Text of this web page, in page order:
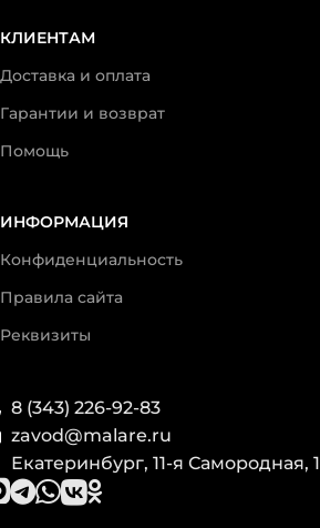
КЛИЕНТАМ
Доставка и оплата
Гарантии и возврат
Помощь
ИНФОРМАЦИЯ
Конфиденциальность
Правила сайта
Реквизиты
8 (343) 226-92-83
zavod@malare.ru
Екатеринбург, 11-я Самородная, 1